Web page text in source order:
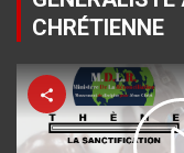
CHRÉTIENNE